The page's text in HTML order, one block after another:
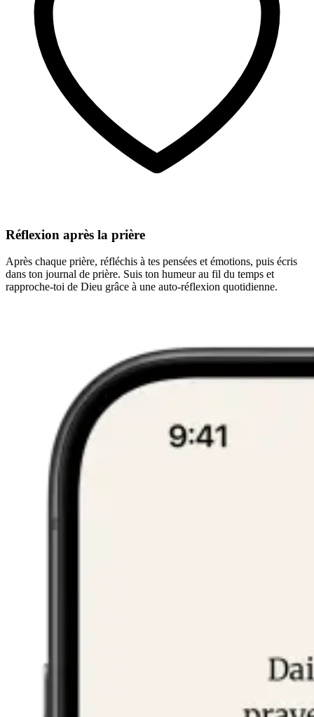
Réflexion après la prière
Après chaque prière, réfléchis à tes pensées et émotions, puis écris
dans ton journal de prière. Suis ton humeur au fil du temps et
rapproche-toi de Dieu grâce à une auto-réflexion quotidienne.